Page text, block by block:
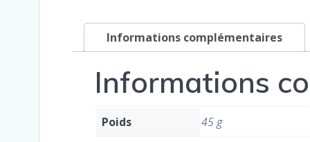
Informations complémentaires
Informations
Poids 45 g